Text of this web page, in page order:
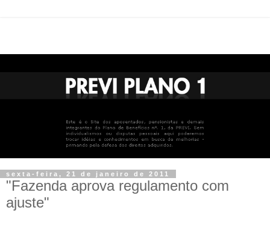
sexta-feira, 21 de janeiro de 2011
"Fazenda aprova regulamento com
ajuste"